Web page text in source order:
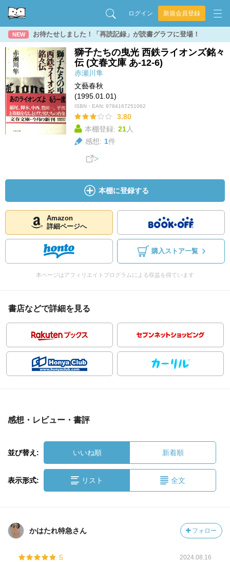
ログイン 新規会員登録
NEW お待たせしました！「再読記録」が読書グラフに登場！
獅子たちの曳光 西鉄ライオンズ銘々
伝 (文春文庫 あ-12-6)
赤瀬川隼
文藝春秋
(1995.01.01)
ISBN・EAN: 9784167251062
3.80
本棚登録: 21人
感想: 1件
本棚に登録する
Amazon
詳細ページへ
購入ストア一覧
本ページはアフィリエイトプログラムによる収益を得ています
書店などで詳細を見る
感想・レビュー・書評
並び替え: いいね順 新着順
表示形式: リスト 全文
かはたれ特急さん フォロー
5 2024.08.16